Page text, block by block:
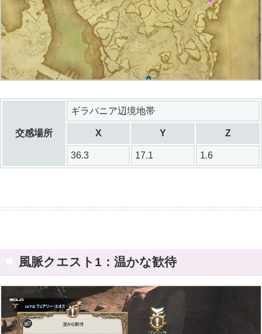
交感場所
ギラバニア辺境地帯
X Y Z
36.3 17.1 1.6
風脈クエスト1：温かな歓待